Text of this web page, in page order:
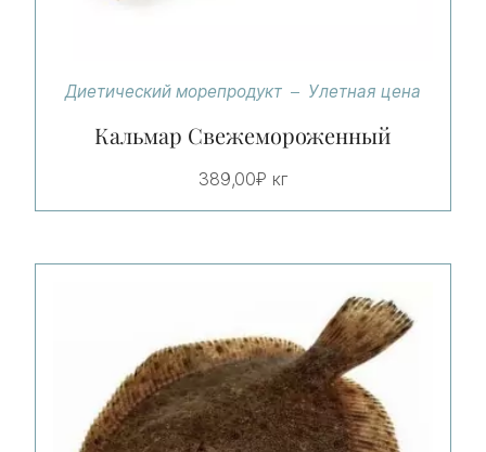
Диетический морепродукт Улетная цена
Кальмар Свежемороженный
389,00₽ кг